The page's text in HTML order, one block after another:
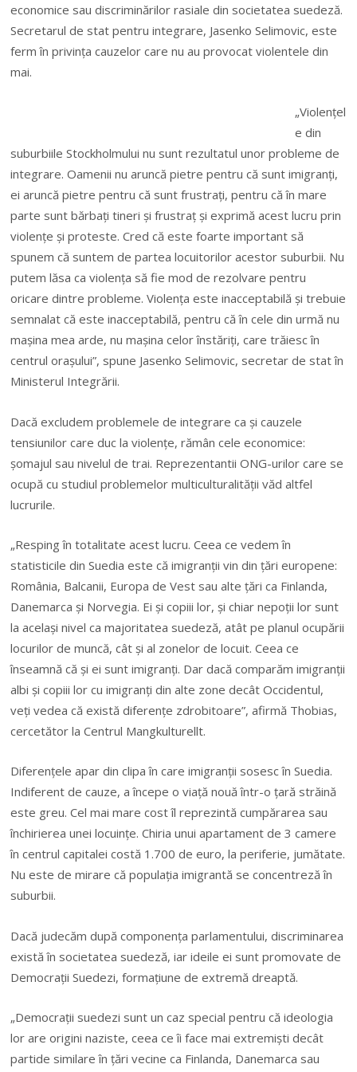
economice sau discriminărilor rasiale din societatea suedeză.
Secretarul de stat pentru integrare, Jasenko Selimovic, este
ferm în privinţa cauzelor care nu au provocat violentele din
mai.
„Violenţel
e din
suburbiile Stockholmului nu sunt rezultatul unor probleme de
integrare. Oamenii nu aruncă pietre pentru că sunt imigranţi,
ei aruncă pietre pentru că sunt frustraţi, pentru că în mare
parte sunt bărbaţi tineri şi frustraţ şi exprimă acest lucru prin
violenţe şi proteste. Cred că este foarte important să
spunem că suntem de partea locuitorilor acestor suburbii. Nu
putem lăsa ca violenţa să fie mod de rezolvare pentru
oricare dintre probleme. Violenţa este inacceptabilă şi trebuie
semnalat că este inacceptabilă, pentru că în cele din urmă nu
maşina mea arde, nu maşina celor înstăriţi, care trăiesc în
centrul oraşului”, spune Jasenko Selimovic, secretar de stat în
Ministerul Integrării.
Dacă excludem problemele de integrare ca şi cauzele
tensiunilor care duc la violențe, rămân cele economice:
șomajul sau nivelul de trai. Reprezentantii ONG-urilor care se
ocupă cu studiul problemelor multiculturalității văd altfel
lucrurile.
„Resping în totalitate acest lucru. Ceea ce vedem în
statisticile din Suedia este că imigranţii vin din ţări europene:
România, Balcanii, Europa de Vest sau alte ţări ca Finlanda,
Danemarca şi Norvegia. Ei şi copiii lor, şi chiar nepoţii lor sunt
la acelaşi nivel ca majoritatea suedeză, atât pe planul ocupării
locurilor de muncă, cât şi al zonelor de locuit. Ceea ce
înseamnă că şi ei sunt imigranţi. Dar dacă comparăm imigranţii
albi şi copiii lor cu imigranţi din alte zone decât Occidentul,
veţi vedea că există diferenţe zdrobitoare”, afirmă Thobias,
cercetător la Centrul Mangkulturellt.
Diferenţele apar din clipa în care imigranţii sosesc în Suedia.
Indiferent de cauze, a începe o viață nouă într-o ţară străină
este greu. Cel mai mare cost îl reprezintă cumpărarea sau
închirierea unei locuințe. Chiria unui apartament de 3 camere
în centrul capitalei costă 1.700 de euro, la periferie, jumătate.
Nu este de mirare că populaţia imigrantă se concentreză în
suburbii.
Dacă judecăm după componenţa parlamentului, discriminarea
există în societatea suedeză, iar ideile ei sunt promovate de
Democraţii Suedezi, formaţiune de extremă dreaptă.
„Democraţii suedezi sunt un caz special pentru că ideologia
lor are origini naziste, ceea ce îi face mai extremişti decât
partide similare în ţări vecine ca Finlanda, Danemarca sau